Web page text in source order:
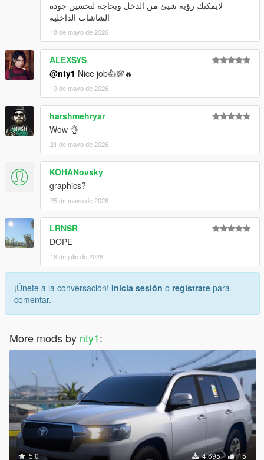
لايمكنك رؤية شيئ من الدخل وبحاجة لتحسين جودة
الشاشات الداخلية
18 de mayo de 2026
ALEXSYS
@nty1 Nice job👍💯🔥
19 de mayo de 2026
harshmehryar
Wow 👌
21 de mayo de 2026
KOHANovsky
graphics?
25 de mayo de 2026
LRNSR
DOPE
16 de julio de 2026
¡Únete a la conversación! Inicia sesión o regístrate para
comentar.
More mods by nty1:
5.0 4.695 15